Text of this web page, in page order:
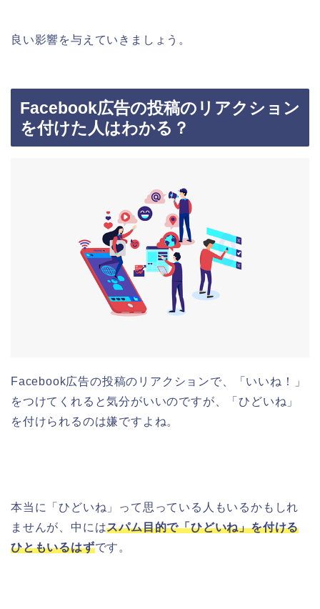
良い影響を与えていきましょう。
Facebook広告の投稿のリアクション
を付けた人はわかる？
Facebook広告の投稿のリアクションで、「いいね！」
をつけてくれると気分がいいのですが、「ひどいね」
を付けられるのは嫌ですよね。
本当に「ひどいね」って思っている人もいるかもしれ
ませんが、中にはスパム目的で「ひどいね」を付ける
ひともいるはずです。